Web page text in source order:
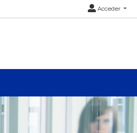
Acceder